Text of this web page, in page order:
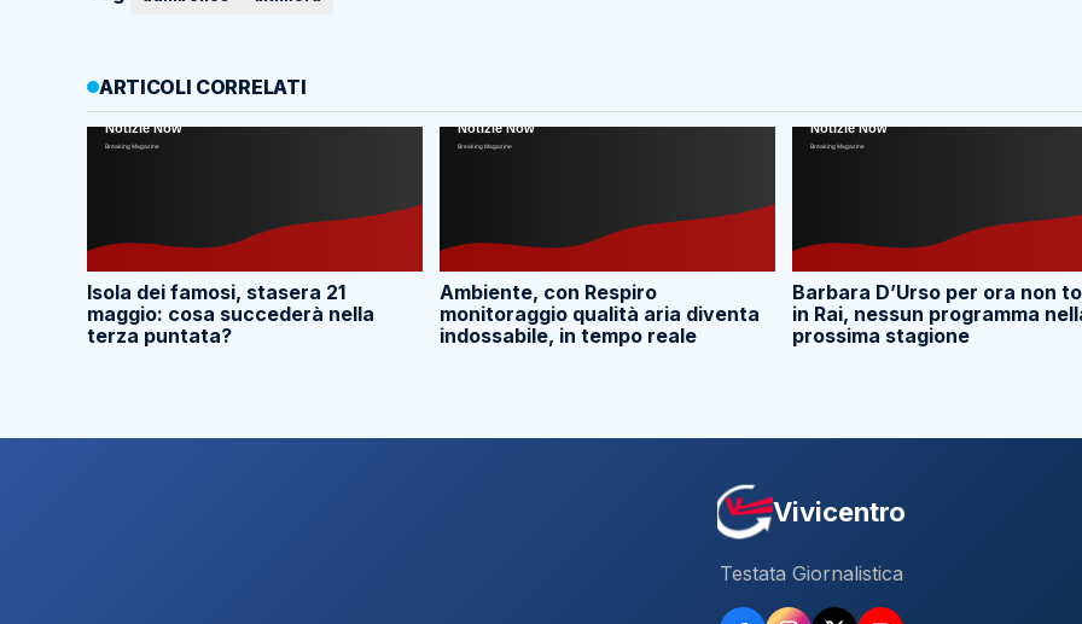
ARTICOLI CORRELATI
Isola dei famosi, stasera 21
maggio: cosa succederà nella
terza puntata?
Ambiente, con Respiro
monitoraggio qualità aria diventa
indossabile, in tempo reale
Barbara D’Urso per ora non
in Rai, nessun programma
prossima stagione
Vivicentro
Testata Giornalistica